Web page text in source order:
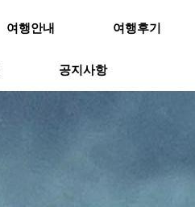
여행안내 여행후기
공지사항